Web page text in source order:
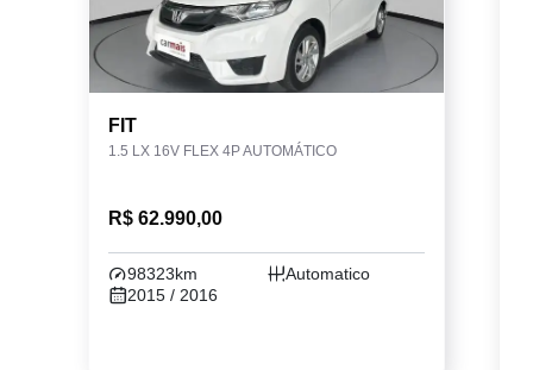
FIT
1.5 LX 16V FLEX 4P AUTOMÁTICO
R$ 62.990,00
98323km
Automatico
2015 / 2016